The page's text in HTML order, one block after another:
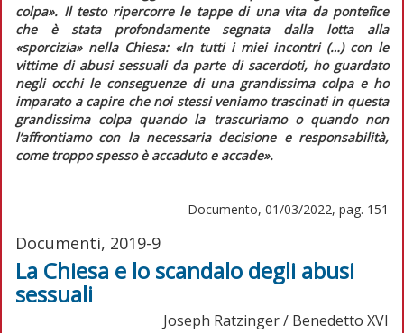
colpa». Il testo ripercorre le tappe di una vita da pontefice
che è stata profondamente segnata dalla lotta alla
«sporcizia» nella Chiesa: «In tutti i miei incontri (…) con le
vittime di abusi sessuali da parte di sacerdoti, ho guardato
negli occhi le conseguenze di una grandissima colpa e ho
imparato a capire che noi stessi veniamo trascinati in questa
grandissima colpa quando la trascuriamo o quando non
l’affrontiamo con la necessaria decisione e responsabilità,
come troppo spesso è accaduto e accade».
Documento, 01/03/2022, pag. 151
Documenti, 2019-9
La Chiesa e lo scandalo degli abusi
sessuali
Joseph Ratzinger / Benedetto XVI